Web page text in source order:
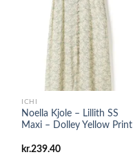
ICHI
Noella Kjole – Lillith SS
Maxi – Dolley Yellow Print
kr.239.40